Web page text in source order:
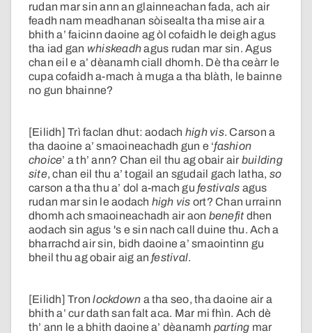
rudan mar sin ann an glainneachan fada, ach air
feadh nam meadhanan sòisealta tha mise air a
bhith a’ faicinn daoine ag òl cofaidh le deigh agus
tha iad gan whiskeadhagus rudan mar sin. Agus
chan eil e a’ dèanamh ciall dhomh. Dè tha ceàrr le
cupa cofaidh a-mach à muga a tha blàth, le bainne
no gun bhainne?
[Eilidh] Trì faclan dhut: aodach high vis. Carson a
tha daoine a’ smaoineachadh gun e ‘fashion
choice’ a th’ ann? Chan eil thu ag obair air building
site, chan eil thu a’ togail an sgudail gach latha, so
carson a tha thu a’ dol a-mach gu festivals agus
rudan mar sin le aodach high vis ort? Chan urrainn
dhomh ach smaoineachadh air aon benefit dhen
aodach sin agus 's e sin nach call duine thu. Ach a
bharrachd air sin, bidh daoine a’ smaointinn gu
bheil thu ag obair aig an festival.
[Eilidh] Tronlockdown a tha seo, tha daoine air a
bhith a’ cur dath san falt aca. Mar mi fhìn. Ach dè
th’ ann le a bhith daoine a’ dèanamh parting mar